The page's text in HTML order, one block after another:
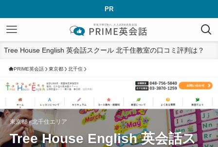
PR
Tree House English 英会話スクール 北千住教室の口コミ評判は？
PRIME英会話 東京都 北千住
東京都 › 北千住エリア
Tree House English 英会話ス